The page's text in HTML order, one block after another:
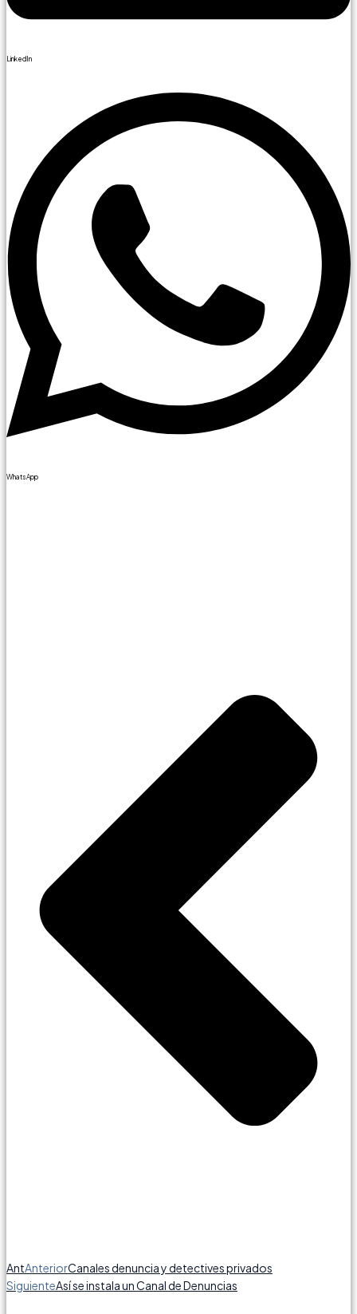
LinkedIn
WhatsApp
AntAnteriorCanales denuncia y detectives privados
SiguienteAsí se instala un Canal de Denuncias